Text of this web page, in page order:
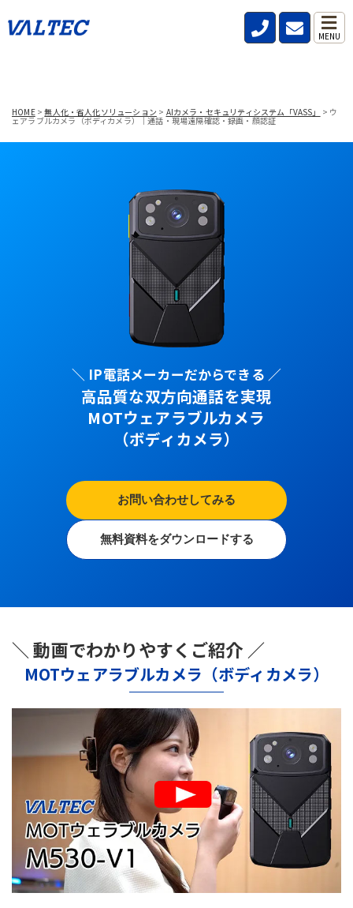
MENU
HOME>無人化・省人化ソリューション > AIカメラ・セキュリティシステム「VASS」 > ウ
ェアラブルカメラ（ボディカメラ）｜通話・現場遠隔確認・録画・顔認証
＼ IP電話メーカーだからできる ／
高品質な双方向通話を実現
MOTウェアラブルカメラ
（ボディカメラ）
お問い合わせしてみる
無料資料をダウンロードする
＼ 動画でわかりやすくご紹介 ／
MOTウェアラブルカメラ（ボディカメラ）